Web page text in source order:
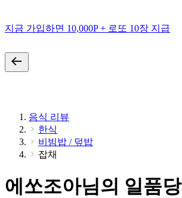
지금 가입하면 10,000P + 로또 10장 지급
음식 리뷰
한식
비빔밥 / 덮밥
잡채
에쏘조아님의 일품